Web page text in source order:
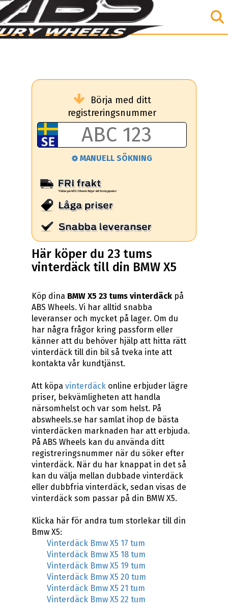
Börja med ditt
registreringsnummer
MANUELL SÖKNING
Här köper du 23 tums
vinterdäck till din BMW X5
Köp dina BMW X5 23 tums vinterdäckpå
ABS Wheels. Vi har alltid snabba
leveranser och mycket på lager. Om du
har några frågor kring passform eller
känner att du behöver hjälp att hitta rätt
vinterdäck till din bil så tveka inte att
kontakta vår kundtjänst.
Att köpa vinterdäckonline erbjuder lägre
priser, bekvämligheten att handla
närsomhelst och var som helst. På
abswheels.se har samlat ihop de bästa
vinterdäcken marknaden har att erbjuda.
På ABS Wheels kan du använda ditt
registreringsnummer när du söker efter
vinterdäck. När du har knappat in det så
kan du välja mellan dubbade vinterdäck
eller dubbfria vinterdäck, sedan visas de
vinterdäck som passar på din BMW X5.
Klicka här för andra tum storlekar till din
Bmw X5:
Vinterdäck Bmw X5 17 tum
Vinterdäck Bmw X5 18 tum
Vinterdäck Bmw X5 19 tum
Vinterdäck Bmw X5 20 tum
Vinterdäck Bmw X5 21 tum
Vinterdäck Bmw X5 22 tum